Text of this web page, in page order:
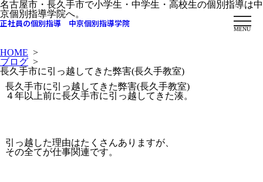
名古屋市・長久手市で小学生・中学生・高校生の個別指導は中
京個別指導学院へ。
正社員の個別指導 中京個別指導学院
MENU
HOME >
ブログ >
長久手市に引っ越してきた弊害(長久手教室)
長久手市に引っ越してきた弊害(長久手教室)
４年以上前に長久手市に引っ越してきた湊。
引っ越した理由はたくさんありますが、
その全てが仕事関連です。